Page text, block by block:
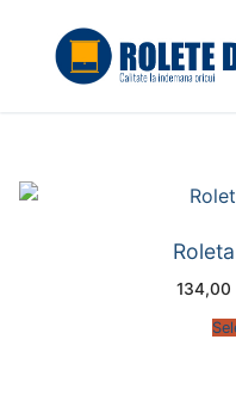
conținut
134,00